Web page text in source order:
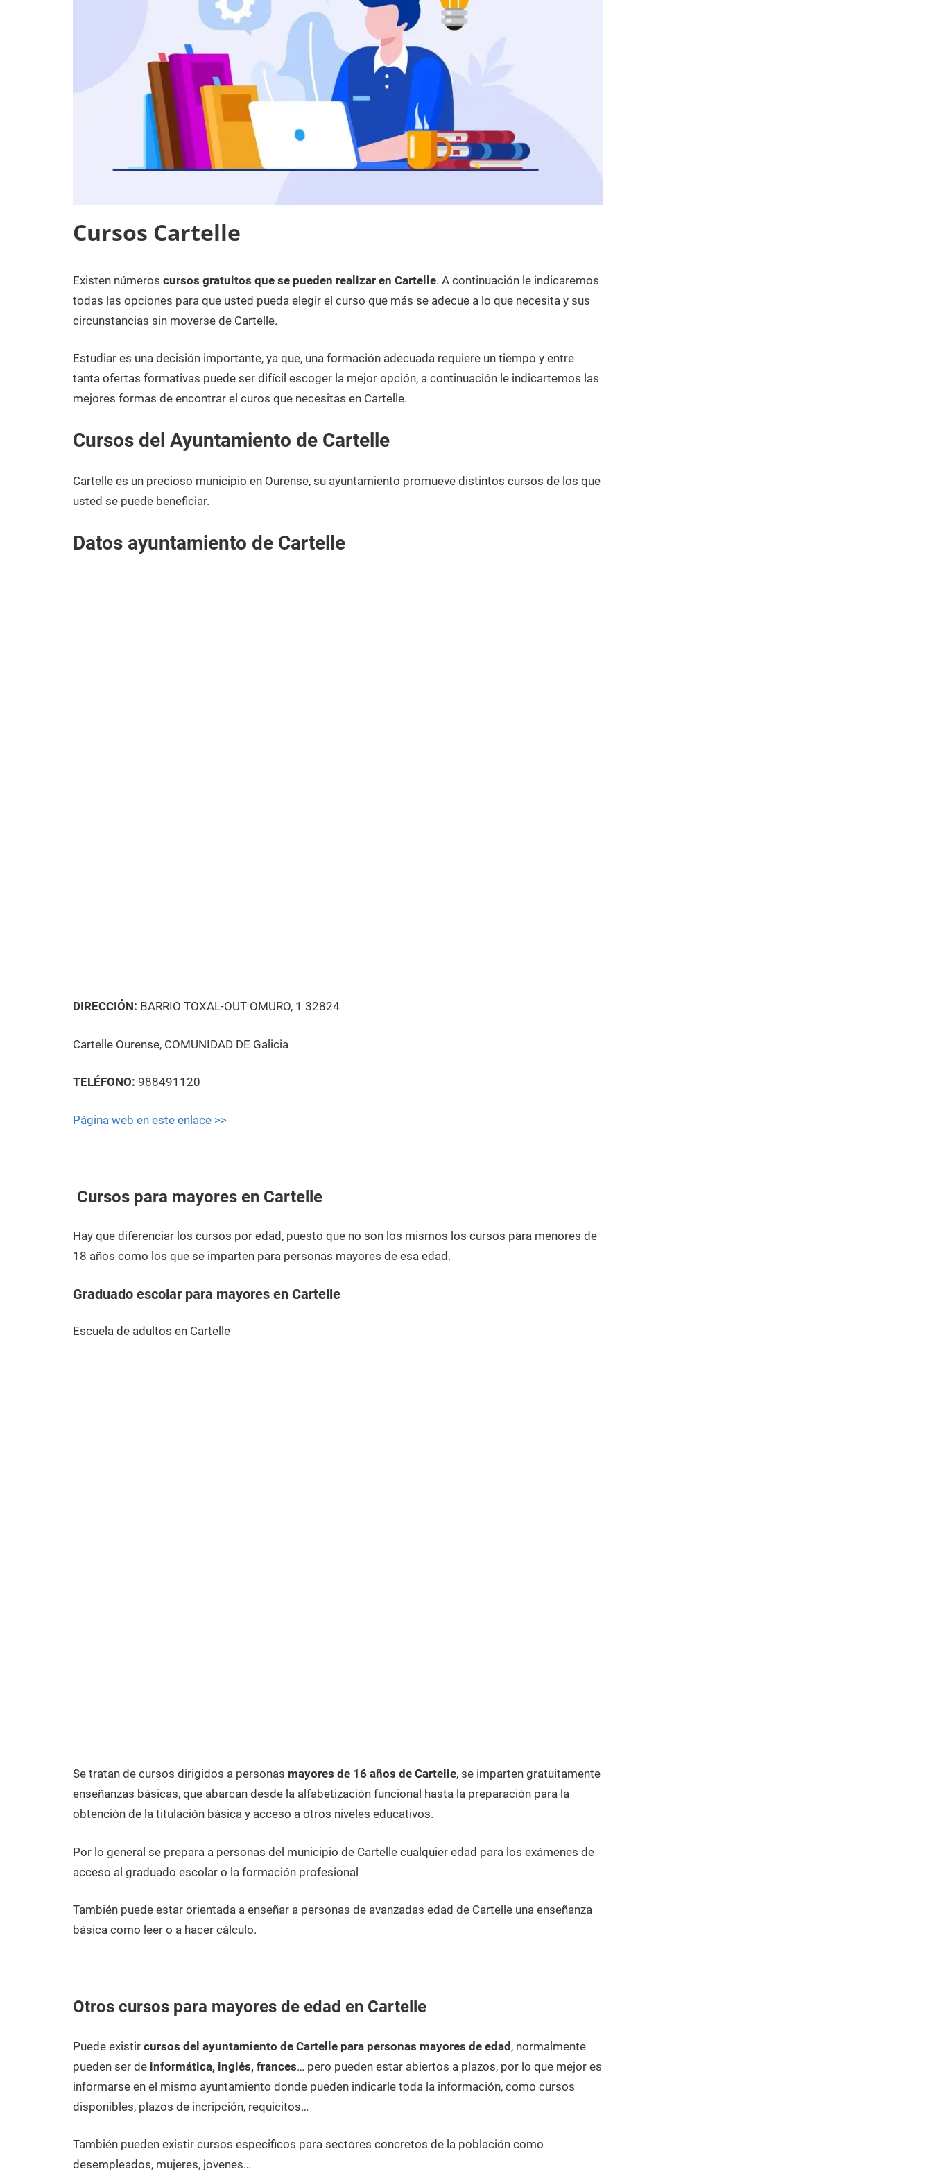
Cursos Cartelle
8
de
diciembre
2020
Maria
Cursos
en
Ourense
Existen números cursos gratuitos que se pueden realizar en Cartelle. A continuación le indicaremos
todas las opciones para que usted pueda elegir el curso que más se adecue a lo que necesita y sus
circunstancias sin moverse de Cartelle.
Estudiar es una decisión importante, ya que, una formación adecuada requiere un tiempo y entre
tanta ofertas formativas puede ser difícil escoger la mejor opción, a continuación le indicartemos las
mejores formas de encontrar el curos que necesitas en Cartelle.
Cursos del Ayuntamiento de Cartelle
Cartelle es un precioso municipio en Ourense, su ayuntamiento promueve distintos cursos de los que
usted se puede beneficiar.
Datos ayuntamiento de Cartelle
DIRECCIÓN: BARRIO TOXAL-OUT OMURO, 1 32824
Cartelle Ourense, COMUNIDAD DE Galicia
TELÉFONO: 988491120
Página web en este enlace >>
Cursos para mayores en Cartelle
Hay que diferenciar los cursos por edad, puesto que no son los mismos los cursos para menores de
18 años como los que se imparten para personas mayores de esa edad.
Graduado escolar para mayores en Cartelle
Escuela de adultos en Cartelle
Se tratan de cursos dirigidos a personas mayores de 16 años de Cartelle, se imparten gratuitamente
enseñanzas básicas, que abarcan desde la alfabetización funcional hasta la preparación para la
obtención de la titulación básica y acceso a otros niveles educativos.
Por lo general se prepara a personas del municipio de Cartelle cualquier edad para los exámenes de
acceso al graduado escolar o la formación profesional
También puede estar orientada a enseñar a personas de avanzadas edad de Cartelle una enseñanza
básica como leer o a hacer cálculo.
Otros cursos para mayores de edad en Cartelle
Puede existir cursos del ayuntamiento de Cartelle para personas mayores de edad, normalmente
pueden ser de informática, inglés, frances… pero pueden estar abiertos a plazos, por lo que mejor es
informarse en el mismo ayuntamiento donde pueden indicarle toda la información, como cursos
disponibles, plazos de incripción, requicitos…
También pueden existir cursos especificos para sectores concretos de la población como
desempleados, mujeres, jovenes…